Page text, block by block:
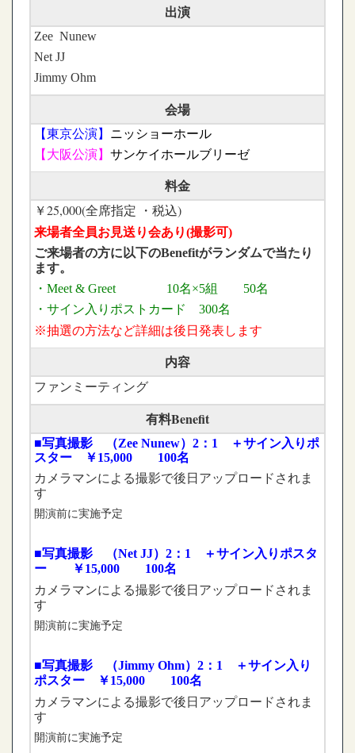
出演
Zee Nunew
Net JJ
Jimmy Ohm
会場
【東京公演】 ニッショーホール
【大阪公演】 サンケイホールブリーゼ
料金
￥25,000(全席指定 ・税込)
来場者全員お見送り会あり(撮影可)
ご来場者の方に以下のBenefitがランダムで当たり
ます。
・Meet & Greet 10名×5組 50名
・サイン入りポストカード 300名
※抽選の方法など詳細は後日発表します
内容
ファンミーティング
有料Benefit
■写真撮影 （Zee Nunew）2：1 ＋サイン入りポ
スター ￥15,000 100名
カメラマンによる撮影で後日アップロードされま
す
開演前に実施予定
■写真撮影 （Net JJ）2：1 ＋サイン入りポスタ
ー ￥15,000 100名
カメラマンによる撮影で後日アップロードされま
す
開演前に実施予定
■写真撮影 （Jimmy Ohm）2：1 ＋サイン入り
ポスター ￥15,000 100名
カメラマンによる撮影で後日アップロードされま
す
開演前に実施予定